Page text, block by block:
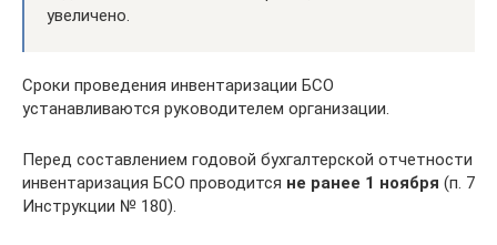
увеличено.
Сроки проведения инвентаризации БСО
устанавливаются руководителем организации.
Перед составлением годовой бухгалтерской отчетности
инвентаризация БСО проводится не ранее 1 ноября (п. 7
Инструкции № 180).